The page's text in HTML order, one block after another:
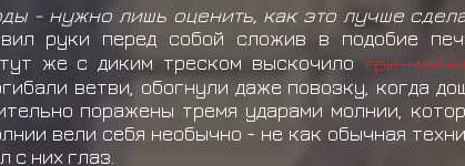
- нужно лишь оценить, как это лучше
руки перед собой сложив в подобие
же с диким треском выскочилотри
ветви, обогнули даже повозку, когда
поражены тремя ударами молнии,
вели себя необычно - не как обычная
с них глаз.